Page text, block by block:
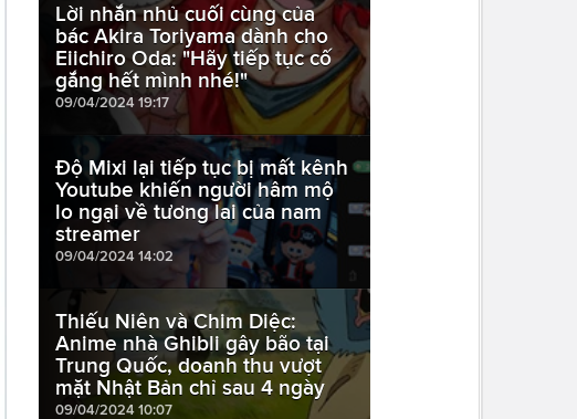
Lời nhắn nhủ cuối cùng của
bác Akira Toriyama dành cho
Eiichiro Oda: "Hãy tiếp tục cố
gắng hết mình nhé!"
09/04/2024 19:17
Độ Mixi lại tiếp tục bị mất kênh
Youtube khiến người hâm mộ
lo ngại về tương lai của nam
streamer
09/04/2024 14:02
Thiếu Niên và Chim Diệc:
Anime nhà Ghibli gây bão tại
Trung Quốc, doanh thu vượt
mặt Nhật Bản chỉ sau 4 ngày
09/04/2024 10:07